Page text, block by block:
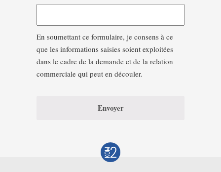
En soumettant ce formulaire, je consens à ce
que les informations saisies soient exploitées
dans le cadre de la demande et de la relation
commerciale qui peut en découler.